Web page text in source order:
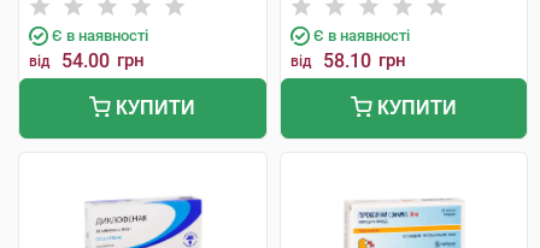
Є в наявності
від 54.00 грн
КУПИТИ
Є в наявності
від 58.10 грн
КУПИТИ